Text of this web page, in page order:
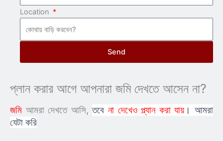
Location
Send
প্লান করার আগে আপনারা জমি দেখতে আসেন না?
জমি আমরা দেখতে আসি,তবেনা দেখেও প্ল্যান করা যায়।আমরা
যেটা করি